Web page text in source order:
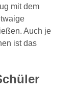
mit dem
Auch je
ist das